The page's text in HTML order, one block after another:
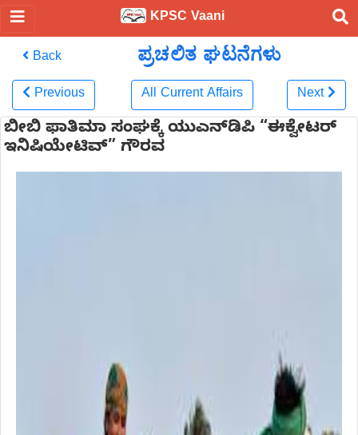
KPSC Vaani
Back ಪ್ರಚಲಿತ ಘಟನೆಗಳು
Previous All Current Affairs Next
ಬೀಬಿ ಫಾತಿಮಾ ಸಂಘಕ್ಕೆ ಯುಎನ್‌ಡಿಪಿ “ಈಕ್ವೇಟರ್
ಇನಿಷಿಯೇಟಿವ್” ಗೌರವ